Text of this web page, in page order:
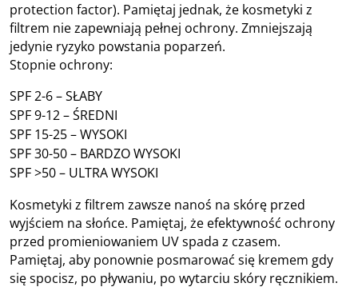
protection factor). Pamiętaj jednak, że kosmetyki z
filtrem nie zapewniają pełnej ochrony. Zmniejszają
jedynie ryzyko powstania poparzeń.
Stopnie ochrony:
SPF 2-6 – SŁABY
SPF 9-12 – ŚREDNI
SPF 15-25 – WYSOKI
SPF 30-50 – BARDZO WYSOKI
SPF >50 – ULTRA WYSOKI
Kosmetyki z filtrem zawsze nanoś na skórę przed
wyjściem na słońce. Pamiętaj, że efektywność ochrony
przed promieniowaniem UV spada z czasem.
Pamiętaj, aby ponownie posmarować się kremem gdy
się spocisz, po pływaniu, po wytarciu skóry ręcznikiem.